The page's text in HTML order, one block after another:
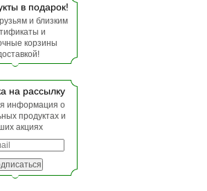
в подарок!
и близким
и
корзины
на рассылку
информация о
продуктах и
акциях